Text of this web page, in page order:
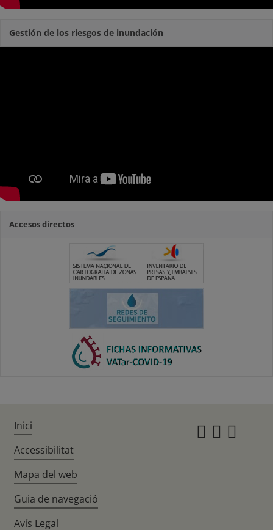
Gestión de los riesgos de inundación
Accesos directos
Inici
Accessibilitat
Mapa del web
Guia de navegació
Avís Legal